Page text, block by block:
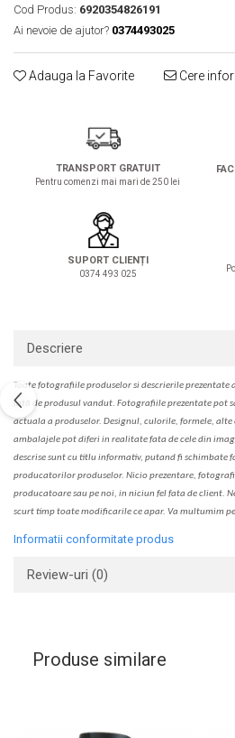
Solutie de indepartat rugina si
calcar
pentru par, masca de par
Vata demachianta
Cod Produs: 6920354826191
Ai nevoie de ajutor? 0374493025
Adauga la Favorite Cere
TRANSPORT GRATUIT
Pentru comenzi mai mari de 250 lei
SUPORT CLIENȚI
0374 493 025
Descriere
Toate fotografiile produselorsidescrierileprezentate
fa
ă de produsul vandut. Fotografiile prezentate pot s
actuala a produselor. Designul, culorile, formele,
ambalajele pot diferi in realitate fata de cele din
descrise sunt cu titlu informativ, putand fi schimbate f
producatorilor produselor. Nicio prezentare,
producatoare sau pe noi, in niciun fel fata de client.
scurt timp toate modificarile ce apar. Va multumim
Informatii conformitate produs
Review-uri (0)
Produse similare